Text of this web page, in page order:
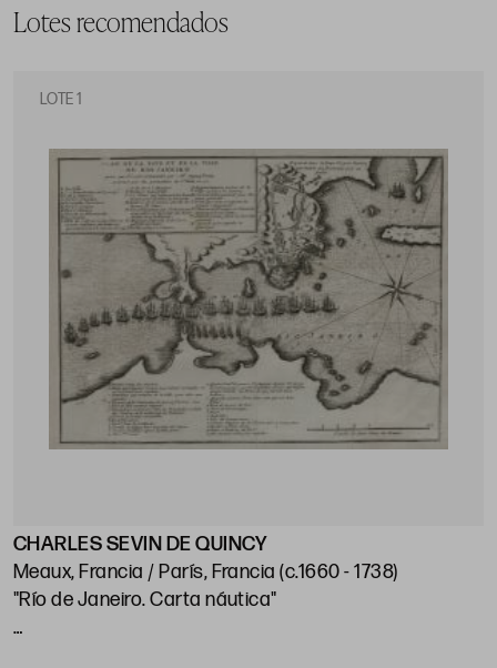
Lotes recomendados
LOTE 1
CHARLES SEVIN DE QUINCY
Meaux, Francia / París, Francia (c.1660 - 1738)
"Río de Janeiro. Carta náutica"